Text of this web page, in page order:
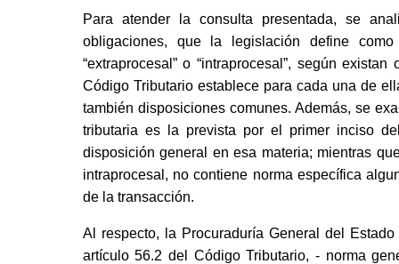
Para atender la consulta presentada, se
obligaciones, que la legislación define
“extraprocesal” o “intraprocesal”, según
Código Tributario establece para cada una de
también disposiciones comunes. Además, se
tributaria es la prevista por el primer inciso
disposición general en esa materia; mientras
intraprocesal, no contiene norma específica
de la transacción.
Al respecto, la Procuraduría General del
artículo 56.2 del Código Tributario, - norma